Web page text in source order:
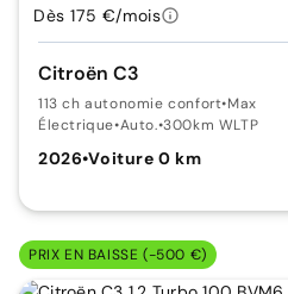
Citroën C3
113 ch autonomie confort•Max
Électrique•Auto.•300km WLTP
2026•Voiture 0 km
Dès 175 €/mois
PRIX EN BAISSE (-500 €)